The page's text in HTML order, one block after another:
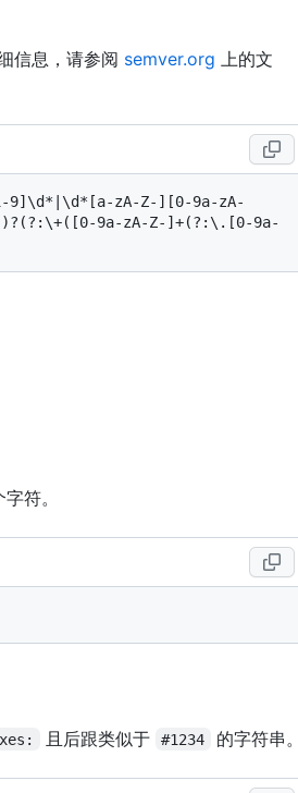
信息，请参阅 semver.org 上的文
zA-Z-][0-9a-zA-
9a-zA-Z-]+(?:\.[0-9a-
符。
且后跟类似于 #1234 的字符串。